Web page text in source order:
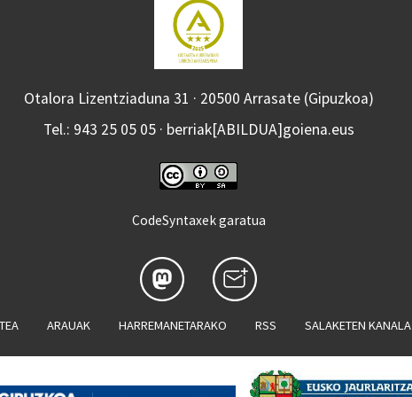
Otalora Lizentziaduna 31 · 20500 Arrasate (Gipuzkoa)
Tel.: 943 25 05 05 · berriak[ABILDUA]goiena.eus
CodeSyntaxek garatua
ARAUAK HARREMANETARAKO RSS SALAKETEN KANALA